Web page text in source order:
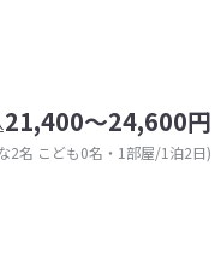
21,400～24,600円
2名 こども0名・1部屋/1泊2日)